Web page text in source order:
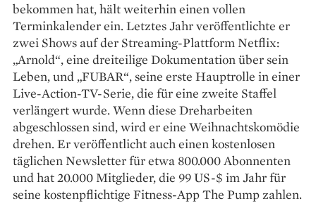
bekommen hat, hält weiterhin einen vollen
Terminkalender ein. Letztes Jahr veröffentlichte er
zwei Shows auf der Streaming-Plattform Netflix:
„Arnold“, eine dreiteilige Dokumentation über sein
Leben, und „FUBAR“, seine erste Hauptrolle in einer
Live-Action-TV-Serie, die für eine zweite Staffel
verlängert wurde. Wenn diese Dreharbeiten
abgeschlossen sind, wird er eine Weihnachtskomödie
drehen. Er veröffentlicht auch einen kostenlosen
täglichen Newsletter für etwa 800.000 Abonnenten
und hat 20.000 Mitglieder, die 99 US-$ im Jahr für
seine kostenpflichtige Fitness-App The Pump zahlen.